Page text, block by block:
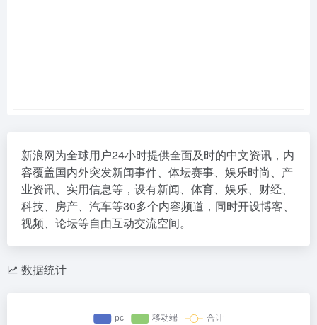
新浪网为全球用户24小时提供全面及时的中文资讯，内
容覆盖国内外突发新闻事件、体坛赛事、娱乐时尚、产
业资讯、实用信息等，设有新闻、体育、娱乐、财经、
科技、房产、汽车等30多个内容频道，同时开设博客、
视频、论坛等自由互动交流空间。
数据统计